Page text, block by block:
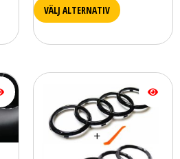
VÄLJ ALTERNATIV
Den
produkten
har
flera